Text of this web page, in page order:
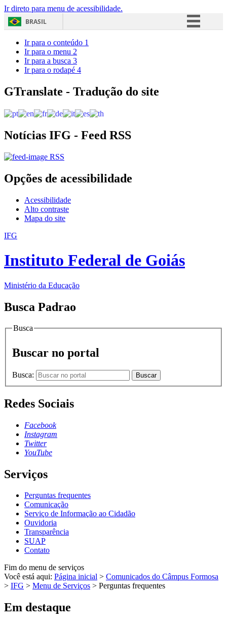
Ir direto para menu de acessibilidade.
BRASIL
Acesso à informação
Ir para o conteúdo 1
Ir para o menu 2
Ir para a busca 3
Ir para o rodapé 4
GTranslate - Tradução do site
Notícias IFG - Feed RSS
RSS
Opções de acessibilidade
Acessibilidade
Alto contraste
Mapa do site
IFG
Instituto Federal de Goiás
Ministério da Educação
Busca Padrao
Busca
Buscar no portal
Busca: Buscar
Redes Sociais
Facebook
Instagram
Twitter
YouTube
Serviços
Perguntas frequentes
Comunicação
Serviço de Informação ao Cidadão
Ouvidoria
Transparência
SUAP
Contato
Fim do menu de serviços
Você está aqui: Página inicial > Comunicados do Câmpus Formosa
> IFG > Menu de Serviços > Perguntas frequentes
Em destaque